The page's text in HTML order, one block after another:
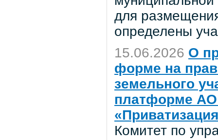
для
определены
15.06.2026 О
форме на
земельного
платформе АО
Комитет по